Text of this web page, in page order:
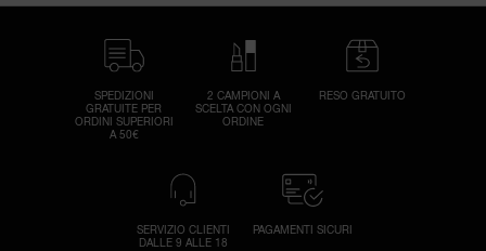
SPEDIZIONI
GRATUITE PER
ORDINI SUPERIORI
A 50€
2 CAMPIONI A
SCELTA CON OGNI
ORDINE
RESO GRATUITO
SERVIZIO CLIENTI
DALLE 9 ALLE 18
PAGAMENTI SICURI